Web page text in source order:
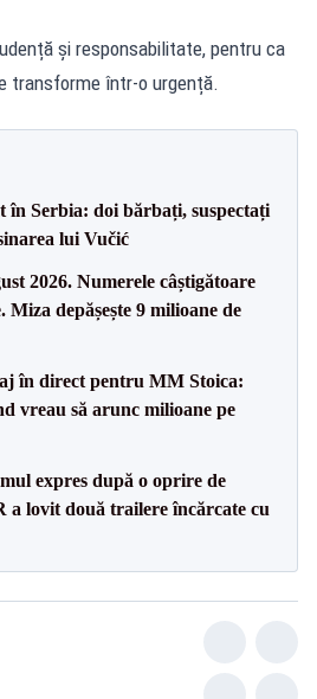
și responsabilitate, pentru ca
transforme într-o urgență.
în Serbia: doi bărbați, suspectați
lui Vučić
2026. Numerele câștigătoare
Miza depășește 9 milioane de
în direct pentru MM Stoica:
vreau să arunc milioane pe
expres după o oprire de
a lovit două trailere încărcate cu